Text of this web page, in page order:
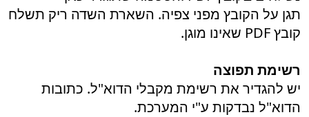
תגן על הקובץ מפני צפיה. השארת השדה ריק תשלח
קובץ PDF שאינו מוגן.
רשימת תפוצה
יש להגדיר את רשימת מקבלי הדוא"ל. כתובות
הדוא"ל נבדקות ע"י המערכת.